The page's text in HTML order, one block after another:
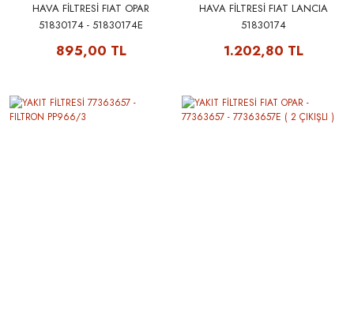
HAVA FİLTRESİ FIAT OPAR
51830174 - 51830174E
895,00 TL
HAVA FİLTRESİ FIAT LANCIA
51830174
1.202,80 TL